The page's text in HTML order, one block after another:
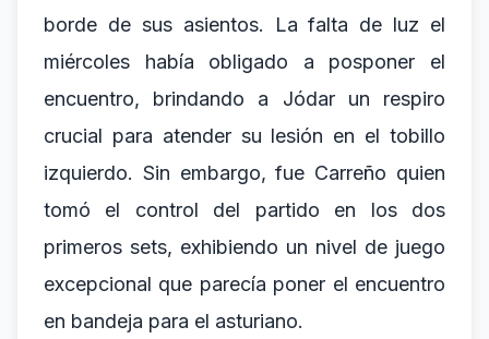
borde de sus asientos. La falta de luz el
miércoles había obligado a posponer el
encuentro, brindando a Jódar un respiro
crucial para atender su lesión en el tobillo
izquierdo. Sin embargo, fue Carreño quien
tomó el control del partido en los dos
primeros sets, exhibiendo un nivel de juego
excepcional que parecía poner el encuentro
en bandeja para el asturiano.